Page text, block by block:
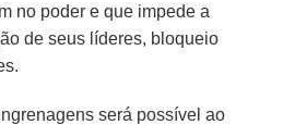
no poder e que impede a
de seus líderes, bloqueio
será possível ao